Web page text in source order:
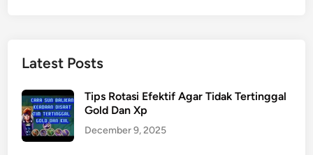
Latest Posts
Tips Rotasi Efektif Agar Tidak Tertinggal
Gold Dan Xp
December 9, 2025